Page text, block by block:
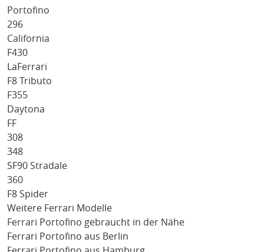
Portofino
296
California
F430
LaFerrari
F8 Tributo
F355
Daytona
FF
308
348
SF90 Stradale
360
F8 Spider
Weitere Ferrari Modelle
Ferrari Portofino gebraucht in der Nähe
Ferrari Portofino aus Berlin